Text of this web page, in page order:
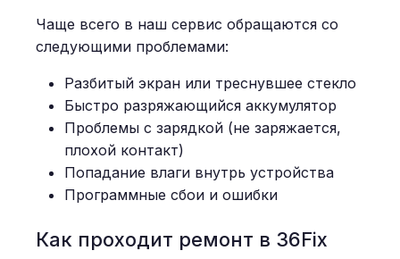
Чаще всего в наш сервис обращаются со
следующими проблемами:
Разбитый экран или треснувшее стекло
Быстро разряжающийся аккумулятор
Проблемы с зарядкой (не заряжается,
плохой контакт)
Попадание влаги внутрь устройства
Программные сбои и ошибки
Как проходит ремонт в 36Fix